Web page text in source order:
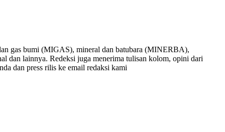
gas bumi (MIGAS), mineral dan batubara (MINERBA),
dan lainnya. Redeksi juga menerima tulisan kolom, opini dari
dan press rilis ke email redaksi kami